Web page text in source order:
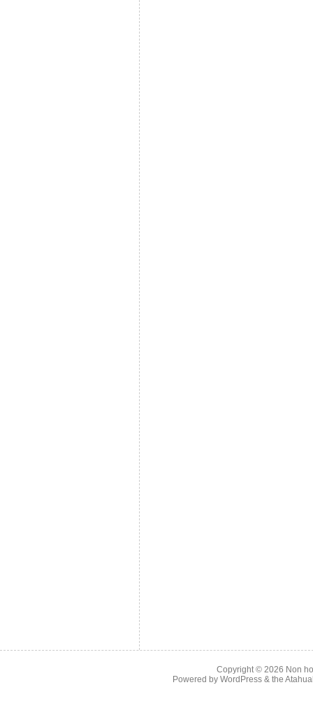
Copyright © 2026 Non
Powered by WordPress & the